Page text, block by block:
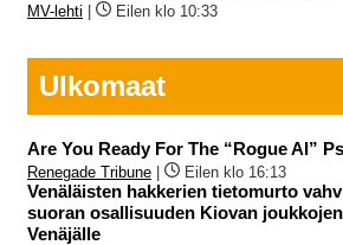
MV-lehti Eilen klo 10:33
Ulkomaat
Are You Ready For The “Rogue AI”
Renegade Tribune Eilen klo 16:13
Venäläisten hakkerien tietomurto
suoran osallisuuden Kiovan
Venäjälle